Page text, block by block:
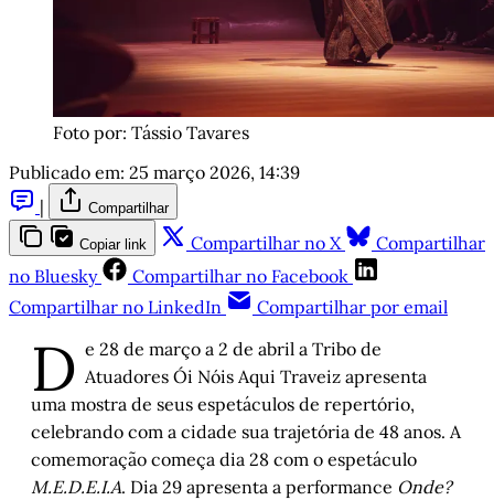
Foto por: Tássio Tavares
Publicado em: 25 março 2026, 14:39
|
Compartilhar
Copiar link Compartilhar no X
Compartilhar
no Bluesky
Compartilhar no Facebook
Compartilhar no LinkedIn
Compartilhar por email
D e 28 de março a 2 de abril a Tribo de
Atuadores Ói Nóis Aqui Traveiz apresenta
uma mostra de seus espetáculos de repertório,
celebrando com a cidade sua trajetória de 48 anos. A
comemoração começa dia 28 com o espetáculo
M.E.D.E.I.A. Dia 29 apresenta a performance Onde?